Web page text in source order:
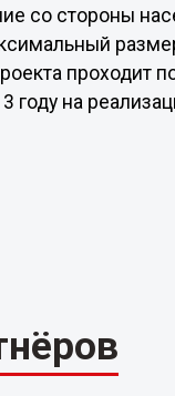
со стороны
проходит
году на